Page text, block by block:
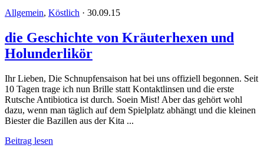
Allgemein, Köstlich · 30.09.15
die Geschichte von Kräuterhexen und
Holunderlikör
Ihr Lieben, Die Schnupfensaison hat bei uns offiziell begonnen. Seit
10 Tagen trage ich nun Brille statt Kontaktlinsen und die erste
Rutsche Antibiotica ist durch. Soein Mist! Aber das gehört wohl
dazu, wenn man täglich auf dem Spielplatz abhängt und die kleinen
Biester die Bazillen aus der Kita ...
Beitrag lesen